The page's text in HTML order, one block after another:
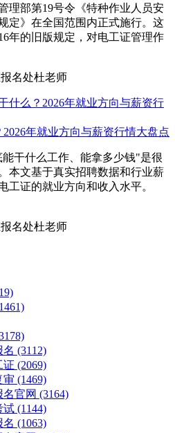
理部第19号令《特种作业人员安
定》在全国范围内正式施行。这
年的旧版规定，对电工证管理作
名处杜老师
年就业方向与薪资行情大盘点
干什么工作、能拿多少钱"是很
本文基于真实招聘数据和行业薪
工证的就业方向和收入水平。
名处杜老师
名 (3112)
证 (2069)
审 (1469)
官网 (3164)
试 (1144)
名 (1063)